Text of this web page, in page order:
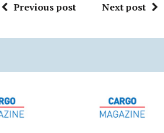
Previous post Next post